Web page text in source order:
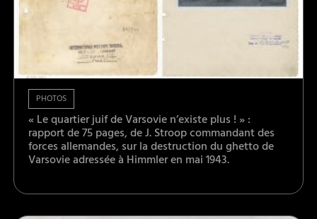
PHOTOS
« Le quartier juif de Varsovie n’existe plus ! » :
rapport de 75 pages, de J. Stroop commandant des
forces allemandes, sur la destruction du ghetto de
Varsovie adressée à Himmler en mai 1943.